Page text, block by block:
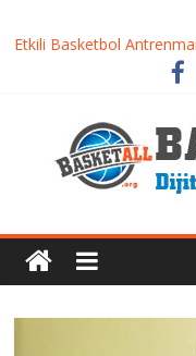
Etkili Basketbol
Basketbolcu Beslenmesi:
Iverson’dan Kyrie’e: Top
Dünyanın En İyi